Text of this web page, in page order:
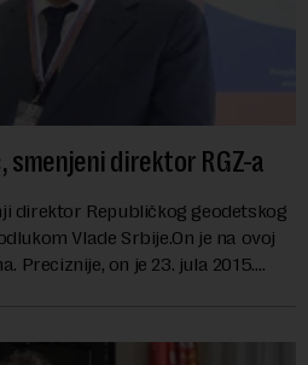
smenjeni direktor RGZ-a
direktor Republičkog geodetskog
Vlade Srbije.On je na ovoj
Preciznije, on je 23. jula 2015.